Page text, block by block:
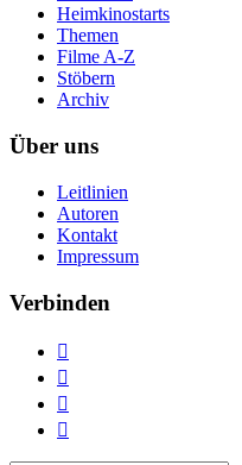
Heimkinostarts
Themen
Filme A-Z
Stöbern
Archiv
Über uns
Leitlinien
Autoren
Kontakt
Impressum
Verbinden



